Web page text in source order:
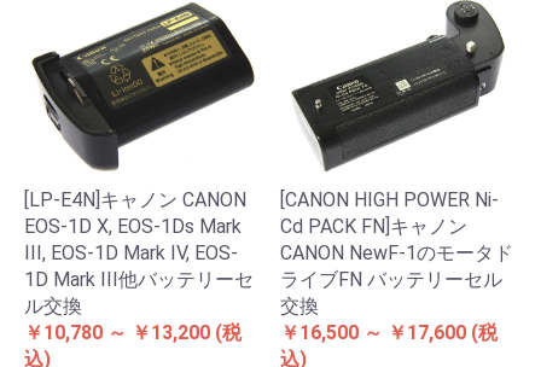
[LP-E4N]キャノン CANON
EOS-1D X, EOS-1Ds Mark
III, EOS-1D Mark IV, EOS-
1D Mark III他バッテリーセ
ル交換
￥10,780 ～ ￥13,200 (税
込)
[CANON HIGH POWER Ni-
Cd PACK FN]キャノン
CANON NewF-1のモータド
ライブFN バッテリーセル
交換
￥16,500 ～ ￥17,600 (税
込)